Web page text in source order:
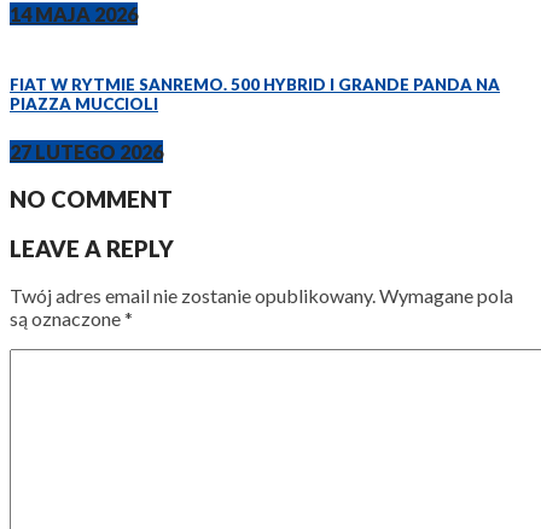
14 MAJA 2026
FIAT W RYTMIE SANREMO. 500 HYBRID I GRANDE PANDA NA
PIAZZA MUCCIOLI
27 LUTEGO 2026
NO COMMENT
LEAVE A REPLY
Twój adres email nie zostanie opublikowany.Wymagane pola
są oznaczone*